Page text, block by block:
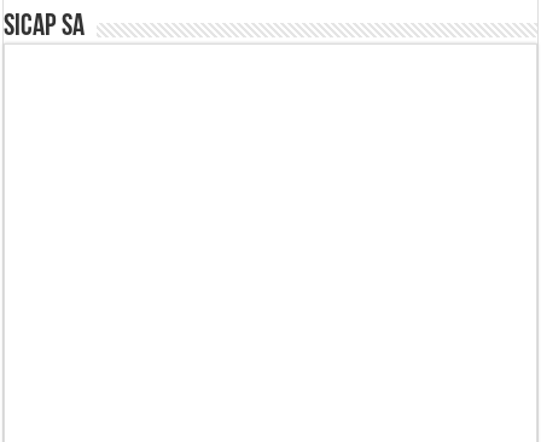
SICAP SA